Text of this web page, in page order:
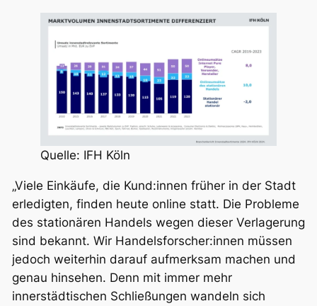
Quelle: IFH Köln
„Viele Einkäufe, die Kund:innen früher in der Stadt
erledigten, finden heute online statt. Die Probleme
des stationären Handels wegen dieser Verlagerung
sind bekannt. Wir Handelsforscher:innen müssen
jedoch weiterhin darauf aufmerksam machen und
genau hinsehen. Denn mit immer mehr
innerstädtischen Schließungen wandeln sich